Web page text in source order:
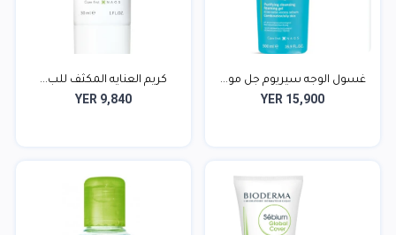
غسول الوجه سيريوم جل مو...
YER 15,900
كريم العنايه المكثف للب...
YER 9,840